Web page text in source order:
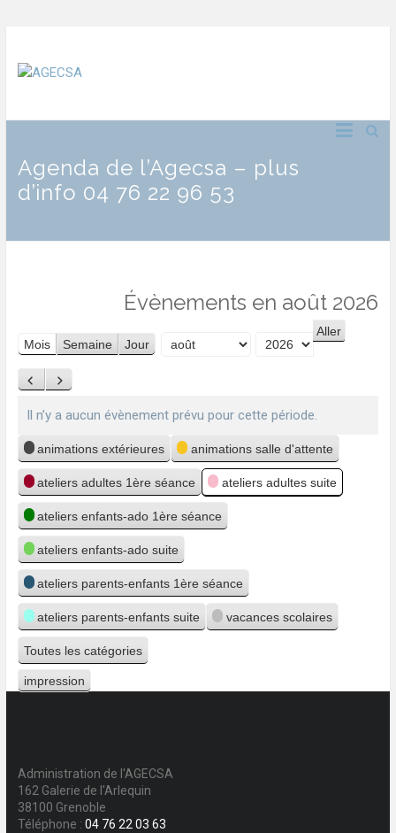
Agenda de l’Agecsa – plus
d’info 04 76 22 96 53
Évènements en août 2026
Mois Semaine Jour
Précédent
Suivant
Il n’y a aucun évènement prévu pour cette période.
Catégories
animations extérieures animations salle d'attente
ateliers adultes 1ère séance ateliers adultes suite
ateliers enfants-ado 1ère séance
ateliers enfants-ado suite
ateliers parents-enfants 1ère séance
ateliers parents-enfants suite vacances scolaires
Toutes les catégories
Vue
impression
Administration de l'AGECSA
162 Galerie de l'Arlequin
38100 Grenoble
Téléphone : 04 76 22 03 63